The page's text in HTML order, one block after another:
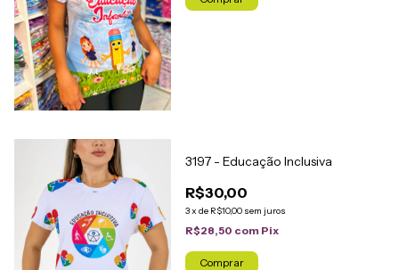
3197 - Educação Inclusiva
R$30,00
3x de R$10,00 sem juros
R$28,50 com Pix
Comprar